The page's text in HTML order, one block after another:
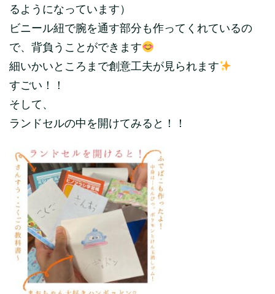
るようになっています）
ビニール紐で腕を通す部分も作ってくれているの
で、背負うことができます
細いかいところまで創意工夫が見られます
すごい！！
そして、
ランドセルの中を開けてみると！！